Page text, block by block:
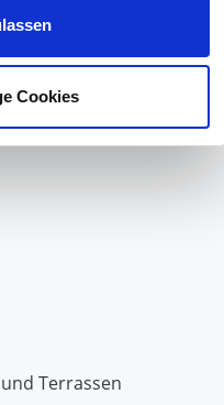
Cookies
Terrassen